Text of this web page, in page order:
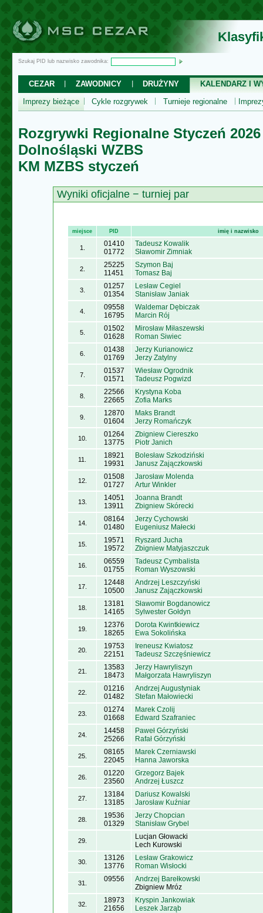
Szukaj PID lub nazwisko zawodnika:
CEZAR ZAWODNICY DRUŻYNY
KALENDARZ I
Imprezy bieżące
Cykle rozgrywek Turnieje regionalne
Rozgrywki Regionalne Styczeń 2026
Dolnośląski WZBS
KM MZBS styczeń
Wyniki oficjalne − turniej par
miejsce PID imię i nazwisko
1.
01410
01772
Tadeusz Kowalik
Sławomir Zimniak
2.
25225
11451
Szymon Baj
Tomasz Baj
3.
01257
01354
Lesław Cegiel
Stanisław Janiak
4.
09558
16795
Waldemar Dębiczak
Marcin Rój
5.
01502
01628
Mirosław Miłaszewski
Roman Siwiec
6.
01438
01769
Jerzy Kurianowicz
Jerzy Zatylny
7.
01537
01571
Wiesław Ogrodnik
Tadeusz Pogwizd
8.
22566
22665
Krystyna Koba
Zofia Marks
9.
12870
01604
Maks Brandt
Jerzy Romańczyk
10.
01264
13775
Zbigniew Ciereszko
Piotr Janich
11.
18921
19931
Bolesław Szkodziński
Janusz Zajączkowski
12.
01508
01727
Jarosław Molenda
Artur Winkler
13.
14051
13911
Joanna Brandt
Zbigniew Skórecki
14.
08164
01480
Jerzy Cychowski
Eugeniusz Małecki
15.
19571
19572
Ryszard Jucha
Zbigniew Matyjaszczuk
16.
06559
01755
Tadeusz Cymbalista
Roman Wyszowski
17.
12448
10500
Andrzej Leszczyński
Janusz Zajączkowski
18.
13181
14165
Sławomir Bogdanowicz
Sylwester Gołdyn
19.
12376
18265
Dorota Kwintkiewicz
Ewa Sokolińska
20.
19753
22151
Ireneusz Kwiatosz
Tadeusz Szczęśniewicz
21.
13583
18473
Jerzy Hawryliszyn
Małgorzata Hawryliszyn
22.
01216
01482
Andrzej Augustyniak
Stefan Małowiecki
23.
01274
01668
Marek Czolij
Edward Szafraniec
24.
14458
25266
Paweł Górzyński
Rafał Górzyński
25.
08165
22045
Marek Czerniawski
Hanna Jaworska
26.
01220
23560
Grzegorz Bajek
Andrzej Łuszcz
27.
13184
13185
Dariusz Kowalski
Jarosław Kuźniar
28.
19536
01329
Jerzy Chopcian
Stanisław Grybel
29.
Lucjan Głowacki
Lech Kurowski
30.
13126
13776
Lesław Grakowicz
Roman Wisłocki
31. 09556
Andrzej Barełkowski
Zbigniew Mróz
32.
18973
21656
Kryspin Jankowiak
Leszek Jarząb